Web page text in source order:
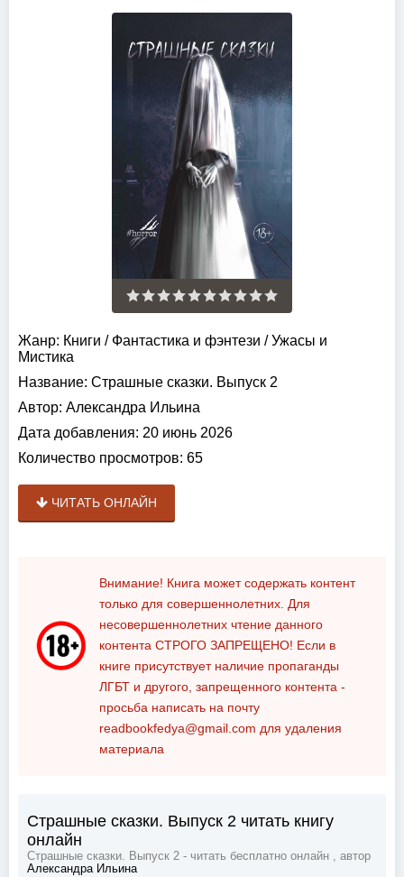
Жанр: Книги / Фантастика и фэнтези / Ужасы и
Мистика
Название: Страшные сказки. Выпуск 2
Автор: Александра Ильина
Дата добавления: 20 июнь 2026
Количество просмотров: 65
ЧИТАТЬ ОНЛАЙН
Внимание! Книга может содержать контент
только для совершеннолетних. Для
несовершеннолетних чтение данного
контента СТРОГО ЗАПРЕЩЕНО! Если в
книге присутствует наличие пропаганды
ЛГБТ и другого, запрещенного контента -
просьба написать на почту
readbookfedya@gmail.com для удаления
материала
Страшные сказки. Выпуск 2 читать книгу
онлайн
Страшные сказки. Выпуск 2 - читать бесплатно онлайн , автор
Александра Ильина